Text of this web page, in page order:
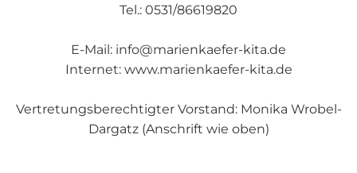
Tel.: 0531/86619820
E-Mail: info@marienkaefer-kita.de
Internet: www.marienkaefer-kita.de
Vertretungsberechtigter Vorstand: Monika Wrobel-
Dargatz (Anschrift wie oben)